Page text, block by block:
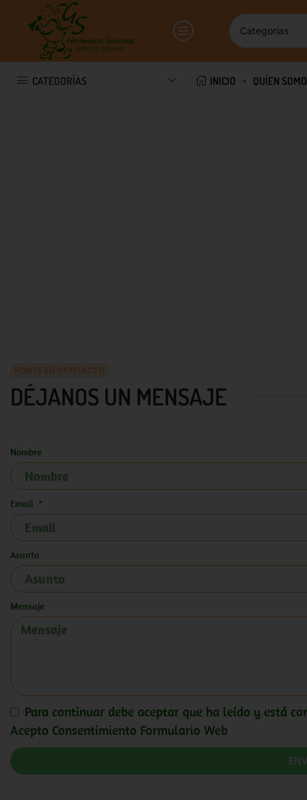
CATEGORÍAS INICIO QUÍEN
PONTE EN CONTACTO
DÉJANOS UN MENSAJE
Nombre
Email
Asunto
Mensaje
Para continuar debe aceptar que ha leído y está
Acepto Consentimiento Formulario Web